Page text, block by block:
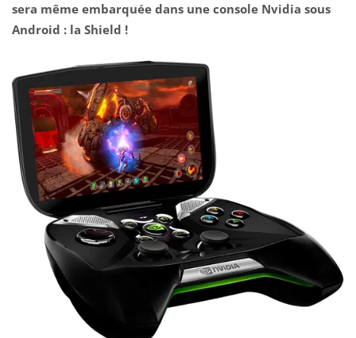
sera même embarquée dans une console Nvidia sous
Android : la Shield !